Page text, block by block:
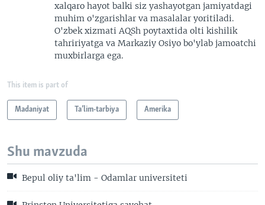
xalqaro hayot balki siz yashayotgan jamiyatdagi
muhim o'zgarishlar va masalalar yoritiladi.
O'zbek xizmati AQSh poytaxtida olti kishilik
tahririyatga va Markaziy Osiyo bo'ylab jamoatchi
muxbirlarga ega.
This item is part of
Madaniyat Ta’lim-tarbiya Amerika
Shu mavzuda
Bepul oliy ta'lim - Odamlar universiteti